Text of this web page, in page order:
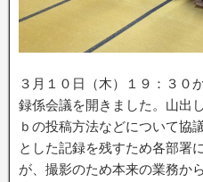
３月１０日（木）１９：３０
録係会議を開きました。山出
ｂの投稿方法などについて協
とした記録を残すため各部署
が、撮影のため本来の業務か